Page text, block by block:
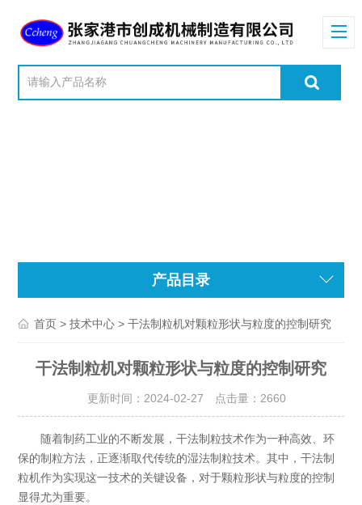
产品目录
首页 >技术中心 > 干法制粒机对颗粒形状与粒度的控制研究
干法制粒机对颗粒形状与粒度的控制研究
更新时间：2024-02-27 点击量： 2660
随着制药工业的不断发展，干法制粒技术作为一种高效、环
保的制粒方法，正逐渐取代传统的湿法制粒技术。其中，干法制
粒机作为实现这一技术的关键设备，对于颗粒形状与粒度的控制
显得尤为重要。